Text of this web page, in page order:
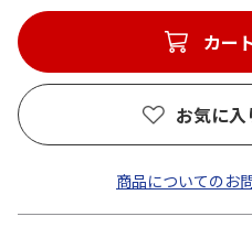
カー
お気に
商品についてのお